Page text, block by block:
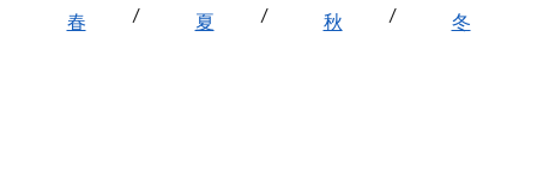
春
夏 秋 冬